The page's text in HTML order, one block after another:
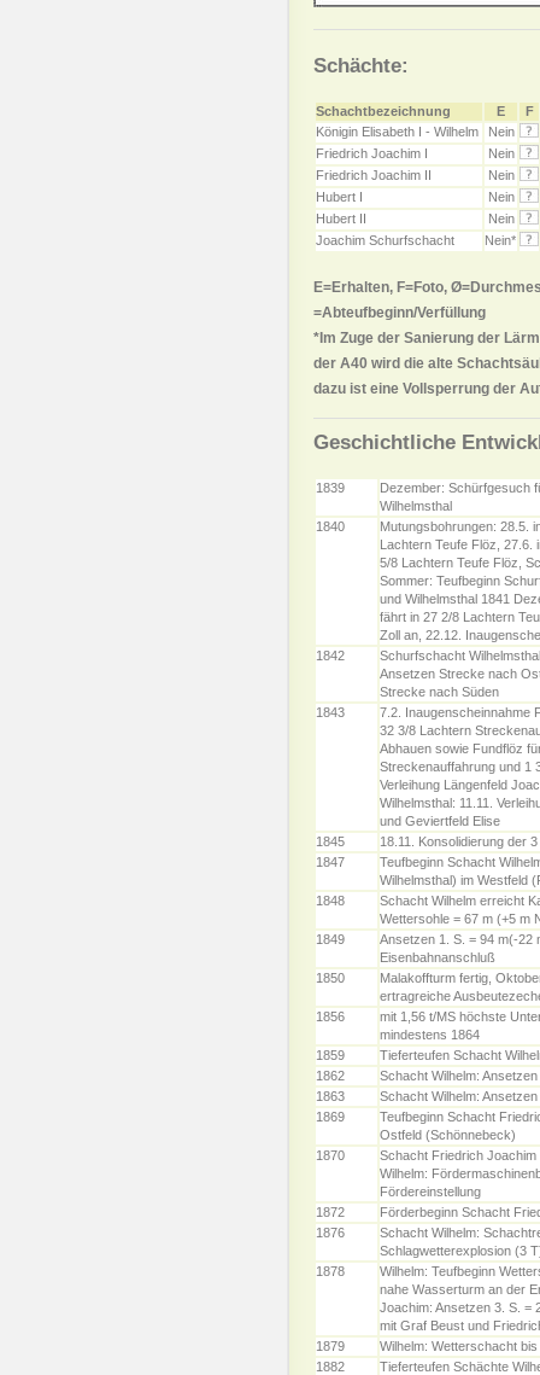
Schächte:
Schachtbezeichnung E
F
Königin Elisabeth I - Wilhelm
Nein
Friedrich Joachim I
Nein
Friedrich Joachim II
Nein
Hubert I
Nein
Hubert II
Nein
Joachim Schurfschacht
Nein*
E=Erhalten, F=Foto,
=Abteufbeginn/Verfüllung
*Im Zuge der Sanierung der
der A40 wird die alte
dazu ist eine Vollsperrung der
Geschichtliche
1839
Dezember: Schürfgesuch
Wilhelmsthal
1840
Mutungsbohrungen: 28.5.
Lachtern Teufe Flöz, 27.6.
5/8 Lachtern Teufe Flöz,
Sommer: Teufbeginn
und Wilhelmsthal 1841
fährt in 27 2/8 Lachtern
Zoll an, 22.12.
1842
Schurfschacht
Ansetzen Strecke nach
Strecke nach Süden
1843
7.2. Inaugenscheinnahme
32 3/8 Lachtern
Abhauen sowie Fundflöz
Streckenauffahrung und 1
Verleihung Längenfeld
Wilhelmsthal: 11.11.
und Geviertfeld Elise
1845
18.11. Konsolidierung der
1847
Teufbeginn Schacht
Wilhelmsthal) im Westfeld
1848
Schacht Wilhelm erreicht
Wettersohle = 67 m (+5 m
1849
Ansetzen 1. S. = 94 m(-22
Eisenbahnanschluß
1850
Malakoffturm fertig,
ertragreiche
1856
mit 1,56 t/MS höchste
mindestens 1864
1859
Tieferteufen Schacht
1862
Schacht Wilhelm:
1863
Schacht Wilhelm:
1869
Teufbeginn Schacht
Ostfeld (Schönnebeck)
1870
Schacht Friedrich
Wilhelm:
Fördereinstellung
1872
Förderbeginn Schacht
1876
Schacht Wilhelm:
Schlagwetterexplosion (3
1878
Wilhelm: Teufbeginn
nahe Wasserturm an der
Joachim: Ansetzen 3. S. =
mit Graf Beust und
1879
Wilhelm: Wetterschacht
1882
Tieferteufen Schächte